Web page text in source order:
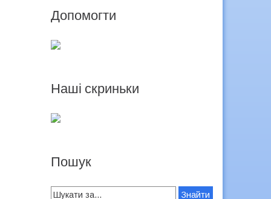
Допомогти
Наші скриньки
Пошук
Search